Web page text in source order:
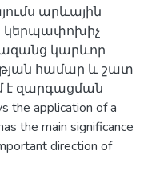
արևային
կերպափոխիչ
կարևոր
համար և շատ
է զարգացման
application of a
the main significance
direction of